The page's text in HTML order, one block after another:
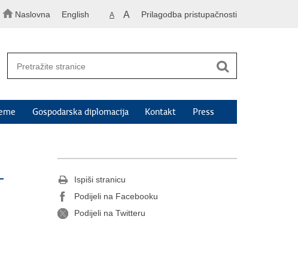
Naslovna English A A Prilagodba pristupačnosti
Gospodarska diplomacija Kontakt Press
Ispiši stranicu
Podijeli na Facebooku
Podijeli na Twitteru